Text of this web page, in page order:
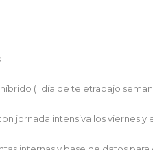
(1 día de teletrabajo
jornada intensiva los viernes y